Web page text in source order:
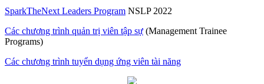
SparkTheNext Leaders Program NSLP 2022
Các chương trình quản trị viên tập sự (Management Trainee
Programs)
Các chương trình tuyển dụng ứng viên tài năng